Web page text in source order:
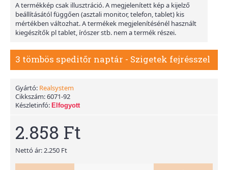
A termékkép csak illusztráció. A megjelenített kép a kijelző
beállításától függően (asztali monitor, telefon, tablet) kis
mértékben változhat. A termékek megjelenítésénél használt
kiegészítők pl tablet, írószer stb. nem a termék részei.
3 tömbös speditőr naptár - Szigetek fejrésszel
Gyártó: Realsystem
Cikkszám:6071-92
Készletinfó: Elfogyott
2.858 Ft
Nettó ár: 2.250 Ft